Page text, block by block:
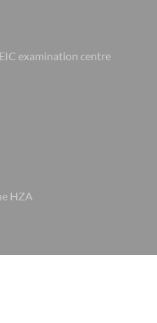
examination centre
HZA